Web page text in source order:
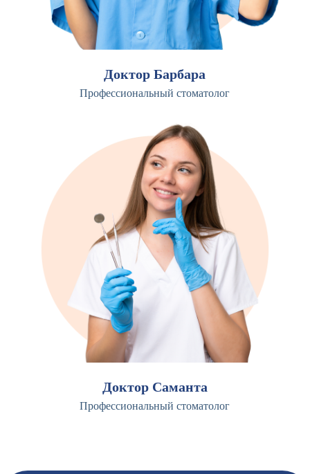
Доктор Барбара
Профессиональный стоматолог
Доктор Саманта
Профессиональный стоматолог